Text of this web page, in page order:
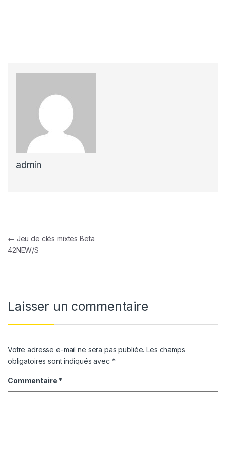
admin
Navigation de l’article
← Jeu de clés mixtes Beta
42NEW/S
Laisser un commentaire
Votre adresse e-mail ne sera pas publiée. Les champs
obligatoires sont indiqués avec *
Commentaire *